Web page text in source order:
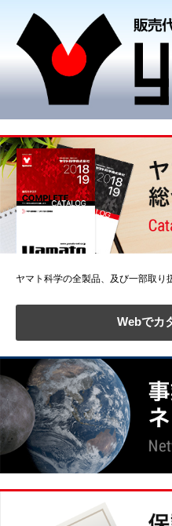
ヤマト科学の全製品、及び一部取り
Webでカ